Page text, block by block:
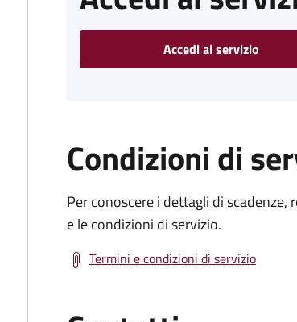
Accedi al servizio
Condizioni di
Per conoscere i dettagli di
e le condizioni di servizio.
Termini e condizioni di servizio